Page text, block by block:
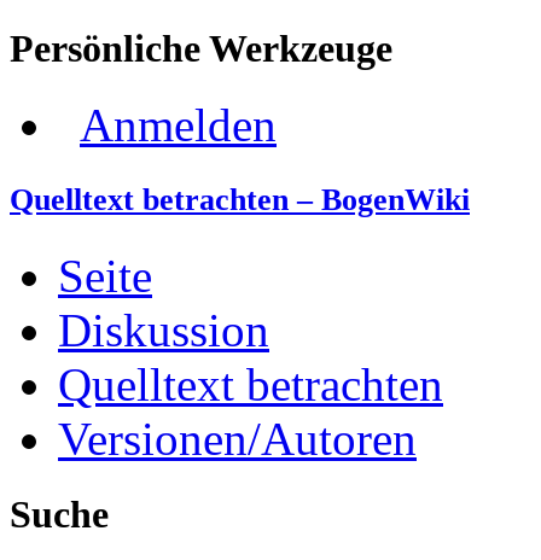
Persönliche Werkzeuge
Anmelden
Quelltext betrachten – BogenWiki
Seite
Diskussion
Quelltext betrachten
Versionen/Autoren
Suche